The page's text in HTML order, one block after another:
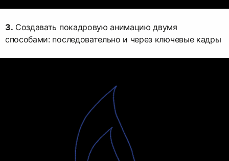
3. Создавать покадровую анимацию двумя
способами: последовательно и через ключевые кадры